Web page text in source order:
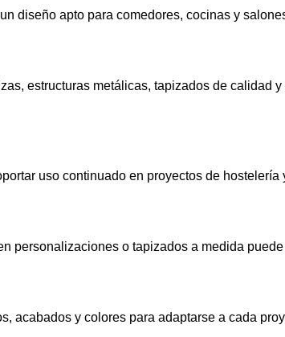
diseño apto para comedores, cocinas y
estructuras metálicas, tapizados de calidad
uso continuado en proyectos de hostelería
personalizaciones o tapizados a medida
acabados y colores para adaptarse a cada